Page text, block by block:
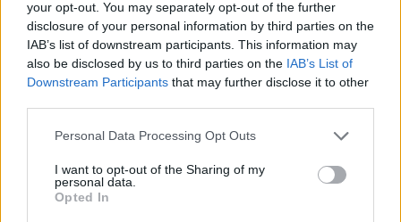
your opt-out. You may separately opt-out of the further
disclosure of your personal information by third parties on the
IAB’s list of downstream participants. This information may
also be disclosed by us to third parties on the IAB’s List of
Downstream Participants that may further disclose it to other
Personal Data Processing Opt Outs
I want to opt-out of the Sharing of my
personal data.
Opted In